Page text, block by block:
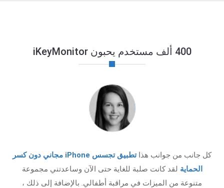
400 ألف مستخدم يحبون iKeyMonitor
كل جانب من جوانب هذا
تطبيق تجسس iPhone مجاني دون كسر
الحماية لقد كانت صلبة للغاية حتى الآن وساعدتني مجموعة
متنوعة من الميزات في مراقبة أطفالي. بالإضافة إلى ذلك ،